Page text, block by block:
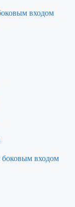
входом
боковым входом